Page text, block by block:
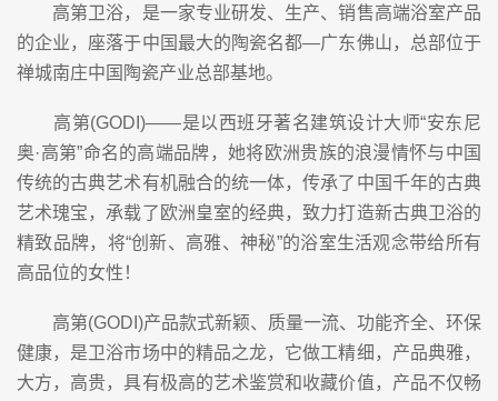
高第卫浴，是一家专业研发、生产、销售高端浴室产品
的企业，座落于中国最大的陶瓷名都—广东佛山，总部位于
禅城南庄中国陶瓷产业总部基地。
高第(GODI)——是以西班牙著名建筑设计大师“安东尼
奥·高第”命名的高端品牌，她将欧洲贵族的浪漫情怀与中国
传统的古典艺术有机融合的统一体，传承了中国千年的古典
艺术瑰宝，承载了欧洲皇室的经典，致力打造新古典卫浴的
精致品牌，将“创新、高雅、神秘”的浴室生活观念带给所有
高品位的女性！
高第(GODI)产品款式新颖、质量一流、功能齐全、环保
健康，是卫浴市场中的精品之龙，它做工精细，产品典雅，
大方，高贵，具有极高的艺术鉴赏和收藏价值，产品不仅畅